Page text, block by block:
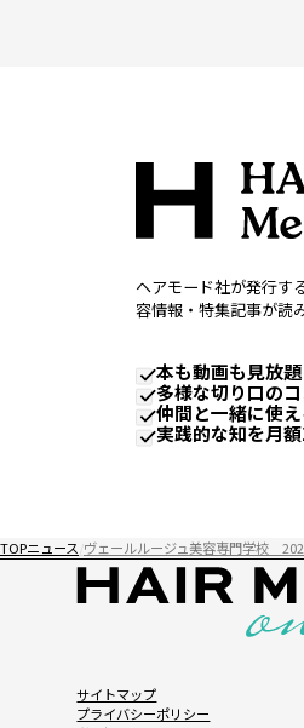
ヘアモード社が発行す
容情報・特集記事が読
本も動画も見放題
多様な切り口の
仲間と一緒に使え
実践的な知を月
TOPニュース ヴェールルージュ美容専門学校
サイトマップ
プライバシーポリシー